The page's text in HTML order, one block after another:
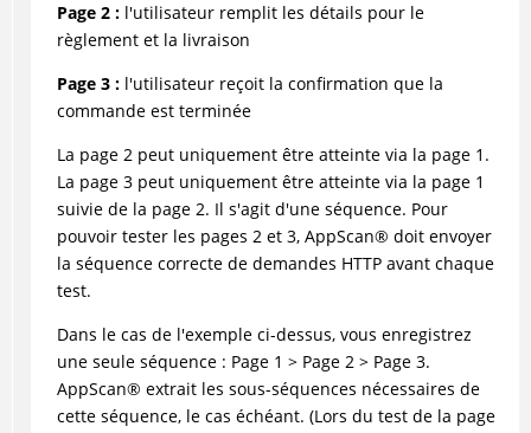
Page 2 :l'utilisateur remplit les détails pour le
règlement et la livraison
Page 3 :l'utilisateur reçoit la confirmation que la
commande est terminée
La page 2 peut uniquement être atteinte via la page 1.
La page 3 peut uniquement être atteinte via la page 1
suivie de la page 2. Il s'agit d'une séquence. Pour
pouvoir tester les pages 2 et 3, AppScan® doit envoyer
la séquence correcte de demandes HTTP avant chaque
test.
Dans le cas de l'exemple ci-dessus, vous enregistrez
une seule séquence : Page 1 > Page 2 > Page 3.
AppScan® extrait les sous-séquences nécessaires de
cette séquence, le cas échéant. (Lors du test de la page